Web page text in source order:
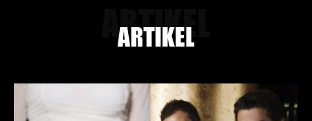
ARTIKEL
ARTIKEL